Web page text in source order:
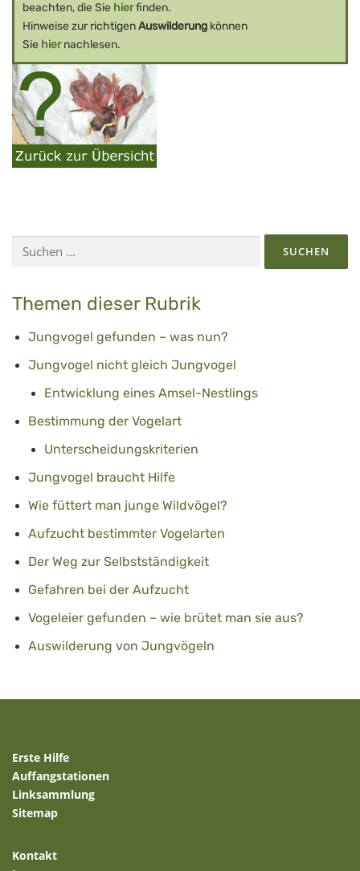
beachten, die Sie hierfinden.
Hinweise zur richtigenAuswilderung können
Sie hiernachlesen.
nach:
Themen dieser Rubrik
Jungvogel gefunden – was nun?
Jungvogel nicht gleich Jungvogel
Entwicklung eines Amsel-Nestlings
Bestimmung der Vogelart
Unterscheidungskriterien
Jungvogel braucht Hilfe
Wie füttert man junge Wildvögel?
Aufzucht bestimmter Vogelarten
Der Weg zur Selbstständigkeit
Gefahren bei der Aufzucht
Vogeleier gefunden – wie brütet man sie aus?
Auswilderung von Jungvögeln
Erste Hilfe
Auffangstationen
Linksammlung
Sitemap
Kontakt